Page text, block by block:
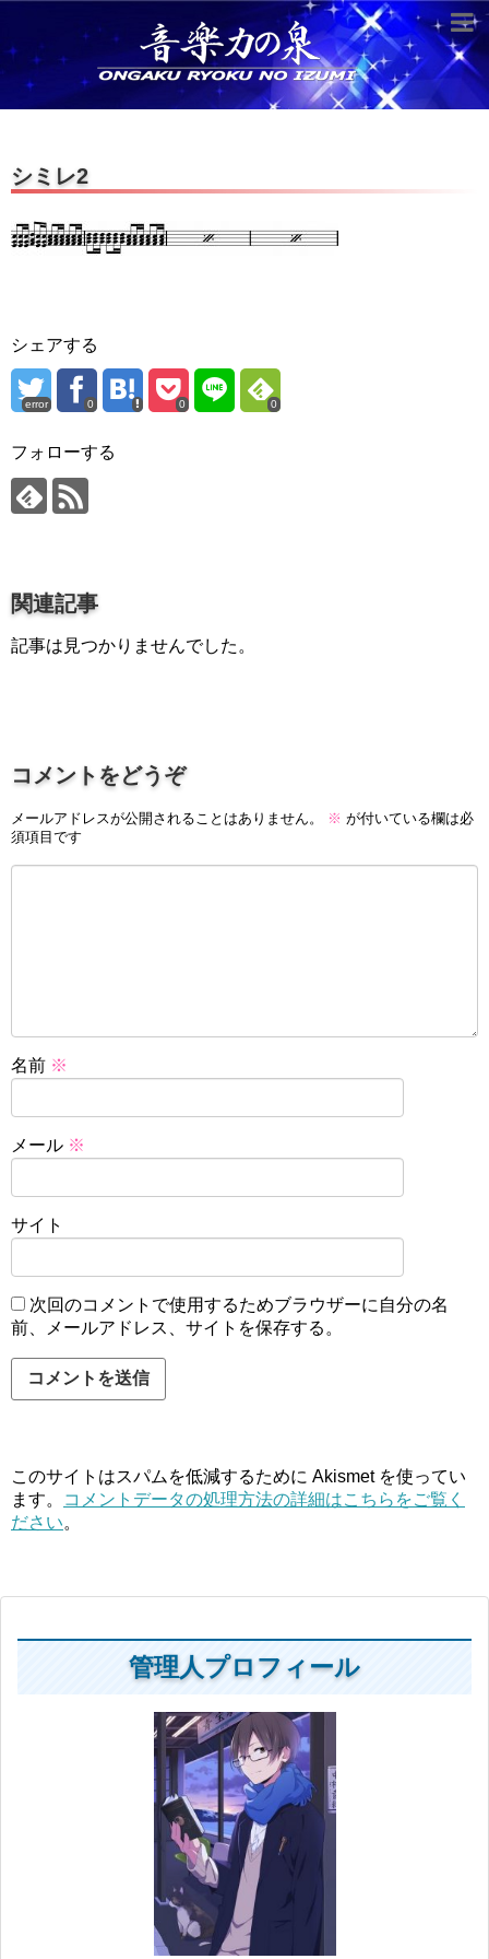
シミレ2
シェアする
error 0 0 0
フォローする
関連記事
記事は見つかりませんでした。
コメントをどうぞ
メールアドレスが公開されることはありません。 ※ が付いている欄は必
須項目です
名前 ※
メール ※
サイト
次回のコメントで使用するためブラウザーに自分の名
前、メールアドレス、サイトを保存する。
このサイトはスパムを低減するために Akismet を使ってい
ます。
コメントデータの処理方法の詳細はこちらをご覧く
ださい。
管理人プロフィール
超役立つ知識／雑学
knowledge
音のしくみ
作曲技術
compose Tech
名作を分析する
打ち込みテクニックを極める
音楽機材
instruments
プロ作曲家オススメ DTM機材
プロ直伝！作曲家になる方法
音楽家を目指す人の為のコラム
音楽聴き放題サービス
ギターのサブスクを比較